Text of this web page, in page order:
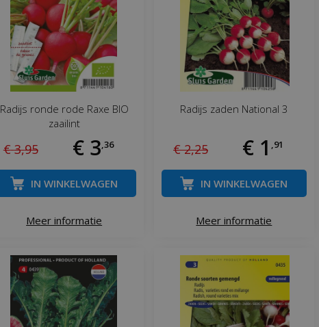
Radijs ronde rode Raxe BIO
zaailint
€ 3,95 € 3 36
Meer informatie
IN WINKELWAGEN
Radijs zaden National 3
€ 2,25 € 1 91
Meer informatie
IN WINKELWAGEN